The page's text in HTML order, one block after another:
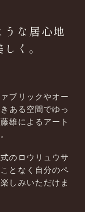
うな居心地
く。
ブリックやオー
ある空間でゆっ
雄によるアート
のロウリュウサ
となく自分のペ
しみいただけま